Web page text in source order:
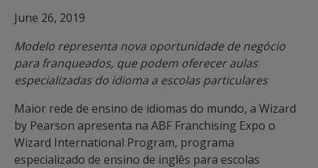
June 26, 2019
Modelo representa nova oportunidade de negócio
para franqueados, que podem oferecer aulas
especializadas do idioma a escolas particulares
Maior rede de ensino de idiomas do mundo, a Wizard
by Pearson apresenta na ABF Franchising Expo o
Wizard International Program, programa
especializado de ensino de inglês para escolas